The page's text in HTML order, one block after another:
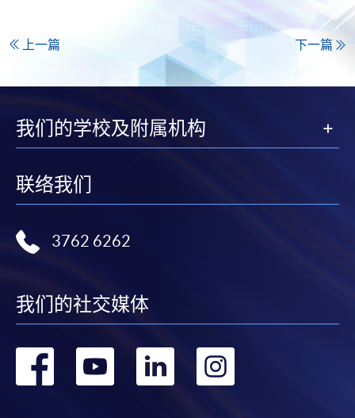
上一篇 下一篇
我们的学校及附属机构
联络我们
3762 6262
我们的社交媒体
转 转 转 转